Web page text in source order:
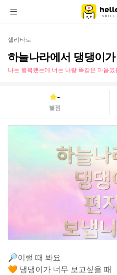
샐리타로
하늘나라에서 댕댕이
나는 행복했는데 너는 나랑 똑같은 마음였
-
별점
🔎이럴 때 봐요
🧡 댕댕이가 너무 보고싶을 때